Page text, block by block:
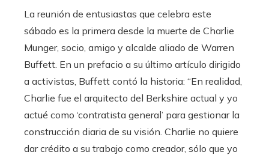
La reunión de entusiastas que celebra este
sábado es la primera desde la muerte de Charlie
Munger, socio, amigo y alcalde aliado de Warren
Buffett. En un prefacio a su último artículo dirigido
a activistas, Buffett contó la historia: “En realidad,
Charlie fue el arquitecto del Berkshire actual y yo
actué como ‘contratista general’ para gestionar la
construcción diaria de su visión. Charlie no quiere
dar crédito a su trabajo como creador, sólo que yo